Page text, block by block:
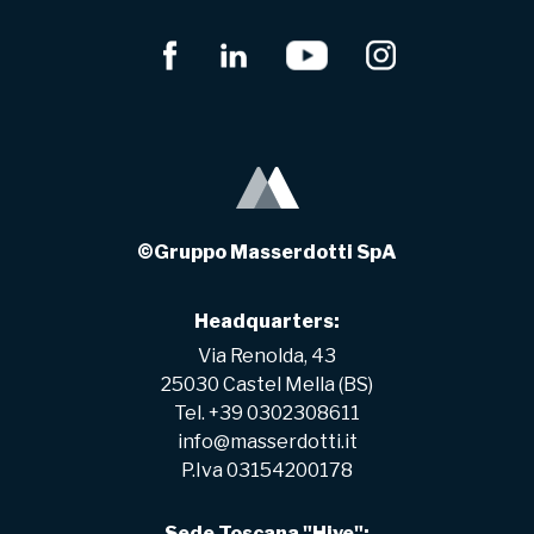
©Gruppo Masserdotti SpA
Headquarters:
Via Renolda, 43
25030 Castel Mella (BS)
Tel. +39 0302308611
info@masserdotti.it
P.Iva 03154200178